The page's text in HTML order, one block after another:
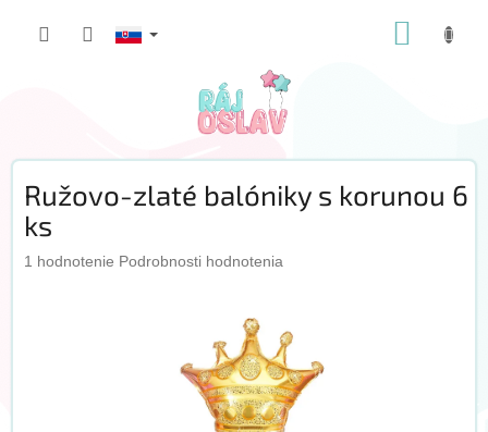
Ružovo-zlaté balóniky s korunou 6
ks
Priemerné
1 hodnotenie Podrobnosti hodnotenia